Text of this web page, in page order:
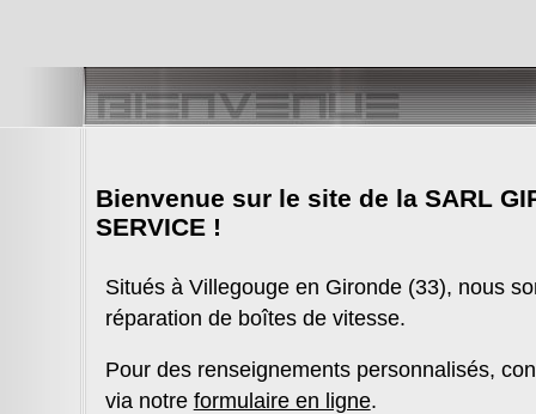
Bienvenue sur le site de la SARL
SERVICE !
Situés à Villegouge en Gironde (33), nous
réparation de boîtes de vitesse.
Pour des renseignements personnalisés,
via notre formulaire en ligne.